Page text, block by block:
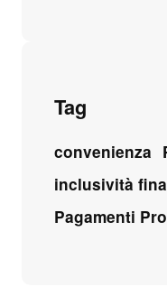
Tag
convenienza
inclusività
Pagamenti